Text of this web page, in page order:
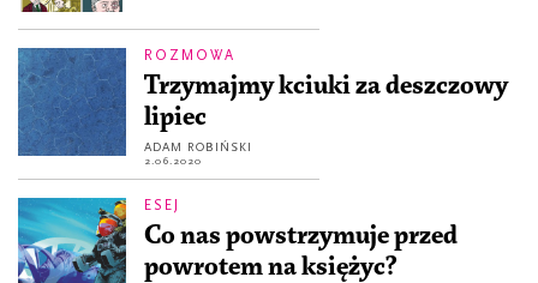
ROZMOWA
Trzymajmy kciuki za deszczowy
lipiec
ADAM ROBIŃSKI
2.06.2020
ESEJ
Co nas powstrzymuje przed
powrotem na księżyc?